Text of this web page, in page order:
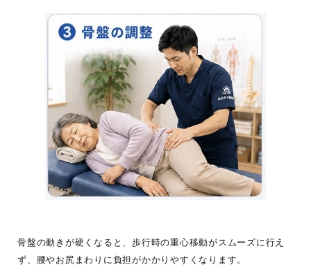
骨盤の動きが硬くなると、歩行時の重心移動がスムーズに行え
ず、腰やお尻まわりに負担がかかりやすくなります。